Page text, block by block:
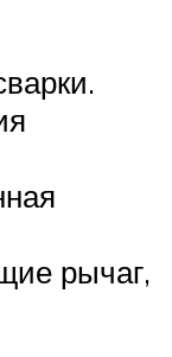
рычаг,